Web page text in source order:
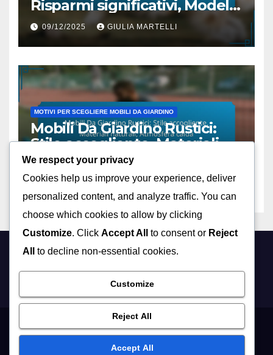
Risparmi significativi, Modelli
stagionali, Disponibilità
limitata
09/12/2025 GIULIA MARTELLI
MOTIVI PER SCEGLIERE MOBILI DA GIARDINO
Mobili Da Giardino Rustici:
Stile accogliente, Materiali
naturali, Atmosfera calda
09/12/2025 GIULIA MARTELLI
theabbotsway.com
Who We AreUser AgreementCookie PreferencesContact Us
We respect your privacy
Cookies help us improve your experience, deliver
personalized content, and analyze traffic. You can
choose which cookies to allow by clicking
Customize. Click Accept All to consent or Reject
All
to decline non-essential cookies.
Customize
Reject All
Accept All